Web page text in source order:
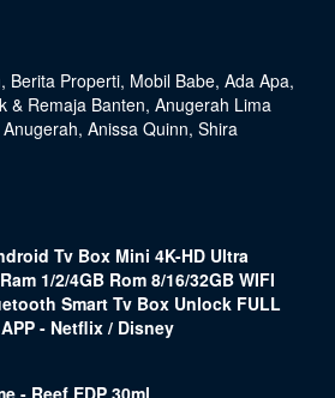
, Berita Properti, Mobil Babe, Ada Apa,
& Remaja Banten, Anugerah Lima
, Anissa Quinn, Shira
Tv Box Mini 4K-HD Ultra
1/2/4GB Rom 8/16/32GB WIFI
Smart Tv Box Unlock FULL
- Netflix / Disney